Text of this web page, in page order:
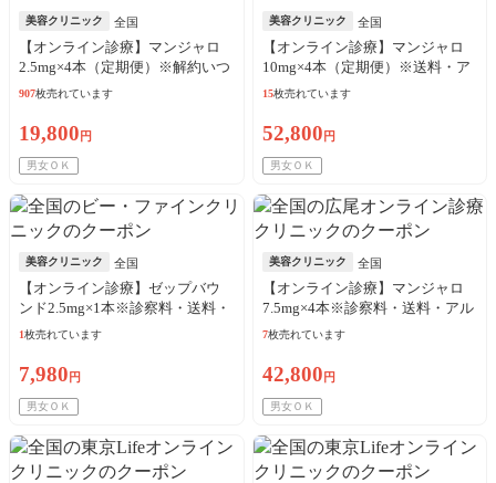
美容クリニック 全国
【オンライン診療】マンジャロ
2.5mg×4本（定期便）※解約いつ
でも可能！
907枚売れています
19,800 円
男女ＯＫ
美容クリニック 全国
【オンライン診療】マンジャロ
10mg×4本（定期便）※送料・ア
ルコール綿・診察料込
15枚売れています
52,800 円
男女ＯＫ
美容クリニック 全国
【オンライン診療】ゼップバウ
ンド2.5mg×1本※診察料・送料・
アルコール綿込／リピート可
1枚売れています
7,980 円
男女ＯＫ
美容クリニック 全国
【オンライン診療】マンジャロ
7.5mg×4本※診察料・送料・アル
コール綿込
7枚売れています
42,800 円
男女ＯＫ